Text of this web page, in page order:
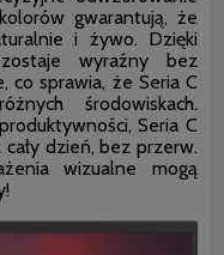
gwarantują, że
i żywo. Dzięki
wyraźny bez
co sprawia, że Seria C
środowiskach.
Seria C
dzień, bez przerw.
wizualne mogą